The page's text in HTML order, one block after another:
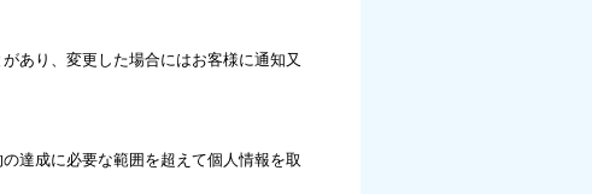
あり、変更した場合にはお客様に通知又
達成に必要な範囲を超えて個人情報を取